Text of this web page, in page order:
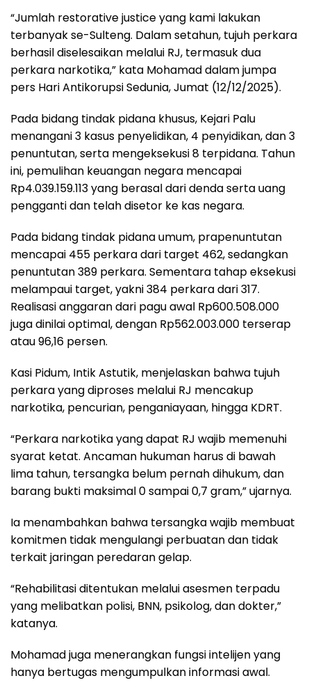
“Jumlah restorative justice yang kami lakukan
terbanyak se-Sulteng. Dalam setahun, tujuh perkara
berhasil diselesaikan melalui RJ, termasuk dua
perkara narkotika,” kata Mohamad dalam jumpa
pers Hari Antikorupsi Sedunia, Jumat (12/12/2025).
Pada bidang tindak pidana khusus, Kejari Palu
menangani 3 kasus penyelidikan, 4 penyidikan, dan 3
penuntutan, serta mengeksekusi 8 terpidana. Tahun
ini, pemulihan keuangan negara mencapai
Rp4.039.159.113 yang berasal dari denda serta uang
pengganti dan telah disetor ke kas negara.
Pada bidang tindak pidana umum, prapenuntutan
mencapai 455 perkara dari target 462, sedangkan
penuntutan 389 perkara. Sementara tahap eksekusi
melampaui target, yakni 384 perkara dari 317.
Realisasi anggaran dari pagu awal Rp600.508.000
juga dinilai optimal, dengan Rp562.003.000 terserap
atau 96,16 persen.
Kasi Pidum, Intik Astutik, menjelaskan bahwa tujuh
perkara yang diproses melalui RJ mencakup
narkotika, pencurian, penganiayaan, hingga KDRT.
“Perkara narkotika yang dapat RJ wajib memenuhi
syarat ketat. Ancaman hukuman harus di bawah
lima tahun, tersangka belum pernah dihukum, dan
barang bukti maksimal 0 sampai 0,7 gram,” ujarnya.
Ia menambahkan bahwa tersangka wajib membuat
komitmen tidak mengulangi perbuatan dan tidak
terkait jaringan peredaran gelap.
“Rehabilitasi ditentukan melalui asesmen terpadu
yang melibatkan polisi, BNN, psikolog, dan dokter,”
katanya.
Mohamad juga menerangkan fungsi intelijen yang
hanya bertugas mengumpulkan informasi awal.